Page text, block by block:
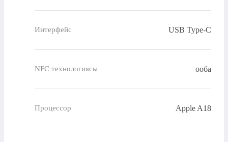
Интерфейс USB Type-C
NFC технологиясы ооба
Процессор Apple A18